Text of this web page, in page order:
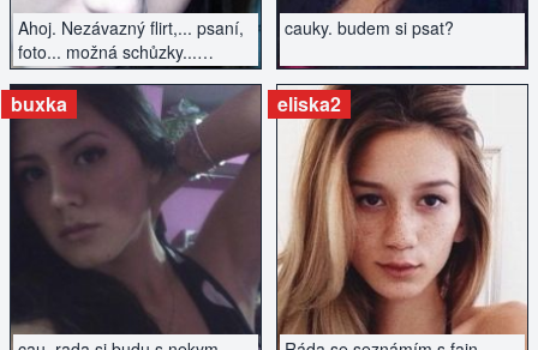
Ahoj. Nezávazný flirt,... psaní,
foto... možná schůzky...
uvidíme...
cauky. budem si psat?
buxka
ZOBRAZIT INZERÁT
eliska2
ZOBRAZIT INZERÁT